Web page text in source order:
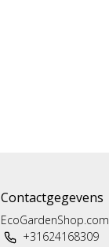
Contactgegevens
EcoGardenShop.com
+31624168309